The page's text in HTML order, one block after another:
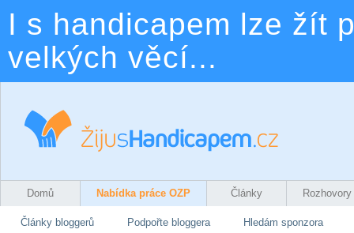
I s handicapem lze žít
velkých věcí...
Domů Nabídka práce OZP Články Rozhovory
Články bloggerů Podpořte bloggera Hledám sponzora